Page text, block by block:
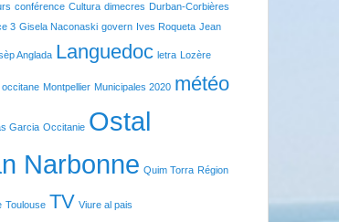
conférence Cultura dimecres Durban-Corbières
3 Gisela Naconaski govern Ives Roqueta Jean
Anglada Languedoc letra Lozère
Montpellier Municipales 2020 météo
Garcia Occitanie Ostal
Narbonne Quim Torra Région
Toulouse TV Viure al pais